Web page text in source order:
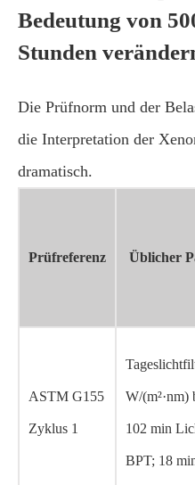
Bedeutung von
Stunden
Die Prüfnorm und der
die Interpretation der
dramatisch.
Prüfreferenz Üblicher
ASTM G155
Zyklus 1
W/(m²·nm)
102 min
BPT; 18